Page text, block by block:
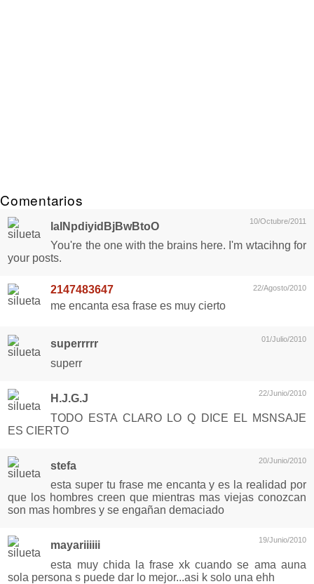
Comentarios
10/Octubre/2011
laINpdiyidBjBwBtoO
You're the one with the brains here. I'm wtacihng for
your posts.
22/Agosto/2010
2147483647
me encanta esa frase es muy cierto
01/Julio/2010
superrrrr
superr
22/Junio/2010
H.J.G.J
TODO ESTA CLARO LO Q DICE EL MSNSAJE
ES CIERTO
20/Junio/2010
stefa
esta super tu frase me encanta y es la realidad por
que los hombres creen que mientras mas viejas conozcan
son mas hombres y se engañan demaciado
19/Junio/2010
mayariiiiii
esta muy chida la frase xk cuando se ama auna
sola persona s puede dar lo mejor...asi k solo una ehh